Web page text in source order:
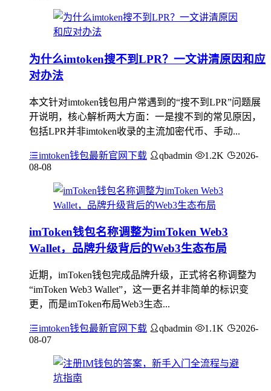
为什么imtoken搜不到LPR？一文讲清原因和应
对办法
本文针对imtoken钱包用户常遇到的“搜不到LPR”问题展
开说明，核心解析两大方面：一是搜不到的常见原因，
包括LPR并非imtoken收录的主流加密代币、手动...
imtoken钱包最新官网下载 qbadmin 1.2K
2026-
08-08
imToken钱包名称调整为imToken Web3
Wallet，品牌升级背后的Web3生态布局
近期，imToken钱包完成品牌升级，正式将名称调整为
“imToken Web3 Wallet”，这一更名并非简单的标识变
更，而是imToken布局Web3生态...
imtoken钱包最新官网下载 qbadmin 1.1K
2026-
08-07